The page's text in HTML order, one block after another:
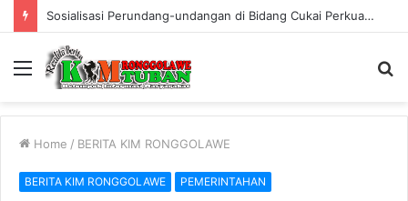
Sosialisasi Perundang-undangan di Bidang Cukai Perkuat Komitmen Berantas Rokok Ilegal di Kabupaten Tuban
Menu
Home / BERITA KIM RONGGOLAWE
BERITA KIM RONGGOLAWE PEMERINTAHAN